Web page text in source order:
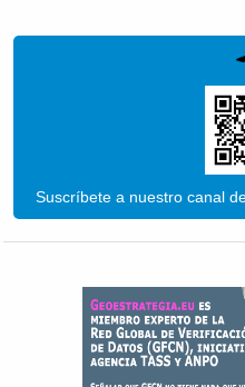
Suscríbete a nuestro canal